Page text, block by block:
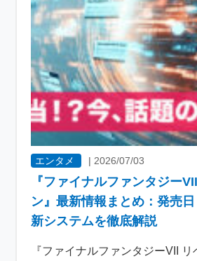
エンタメ |2026/07/03
『ファイナルファンタジー
ン』最新情報まとめ：発売日
新システムを徹底解説
『ファイナルファンタジーVII